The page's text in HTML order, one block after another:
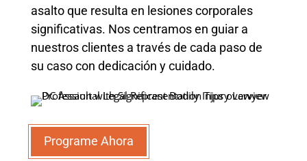
asalto que resulta en lesiones corporales
significativas. Nos centramos en guiar a
nuestros clientes a través de cada paso de
su caso con dedicación y cuidado.
Programe Ahora